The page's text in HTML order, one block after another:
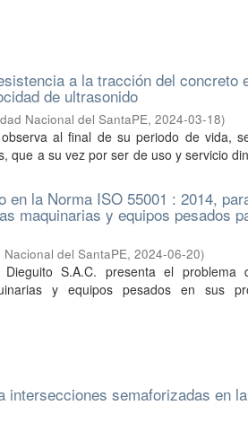
a la tracción del concreto
de ultrasonido
Nacional del SantaPE,2024-03-18)
al final de su periodo de vida,
que a su vez por ser de uso y servicio
la Norma ISO 55001 : 2014,
maquinarias y equipos pesados
Nacional del SantaPE,2024-06-20)
S.A.C. presenta el
y equipos pesados en sus
intersecciones semaforizadas en